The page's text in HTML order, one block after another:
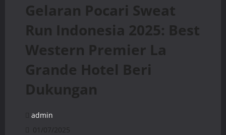
Gelaran Pocari Sweat
Run Indonesia 2025: Best
Western Premier La
Grande Hotel Beri
Dukungan
admin
01/07/2025